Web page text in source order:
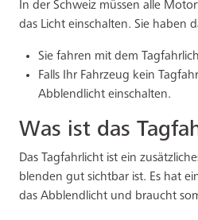
In der Schweiz müssen alle
das Licht einschalten. Sie haben
Sie fahren mit dem
Falls Ihr Fahrzeug kein
Abblendlicht einschalten.
Was ist das
Das Tagfahrlicht ist ein
blenden gut sichtbar ist. Es hat
das Abblendlicht und braucht